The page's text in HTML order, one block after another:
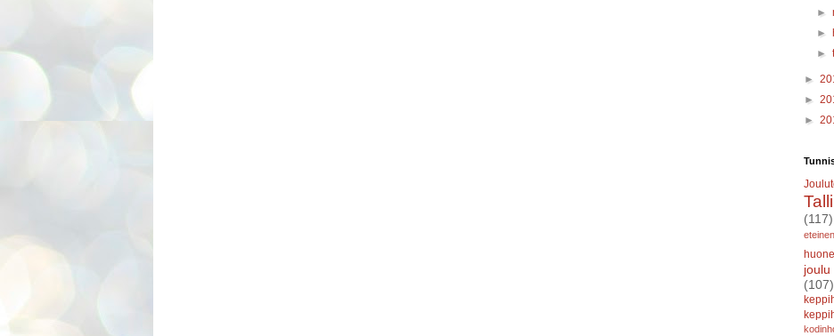
►
►
►
►
►
►
(117)
eteinen
joulu
(107)